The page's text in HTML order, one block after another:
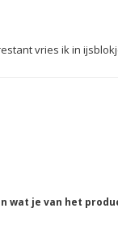
vries ik in
wat je van het